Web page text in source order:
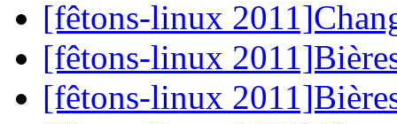
[fêtons-linux
[fêtons-linux
[fêtons-linux